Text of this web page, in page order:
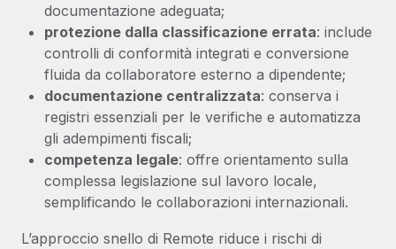
documentazione adeguata;
protezione dalla classificazione errata: include
controlli di conformità integrati e conversione
fluida da collaboratore esterno a dipendente;
documentazione centralizzata: conserva i
registri essenziali per le verifiche e automatizza
gli adempimenti fiscali;
competenza legale: offre orientamento sulla
complessa legislazione sul lavoro locale,
semplificando le collaborazioni internazionali.
L’approccio snello di Remote riduce i rischi di